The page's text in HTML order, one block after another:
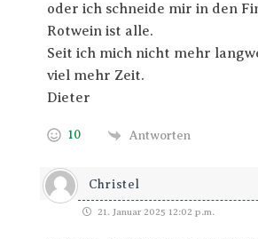
oder ich schneide mir in den
Rotwein ist alle.
Seit ich mich nicht mehr
viel mehr Zeit.
Dieter
10 Antworten
Christel
21. Januar 2025 12:02 p.m.